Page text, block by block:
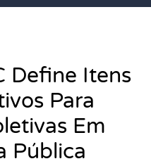
Define Itens
Para
Em
Pública